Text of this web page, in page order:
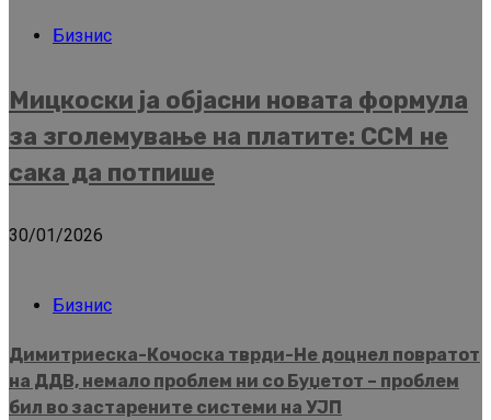
Бизнис
Мицкоски ја објасни новата формула
за зголемување на платите: ССМ не
сака да потпише
30/01/2026
Бизнис
Димитриеска-Кочоска тврди-Не доцнел повратот
на ДДВ, немало проблем ни со Буџетот – проблем
бил во застарените системи на УЈП